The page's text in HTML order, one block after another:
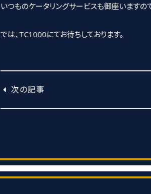
いつものケータリングサービスも御座いますの
では、TC1000にてお待ちしております。
次の記事